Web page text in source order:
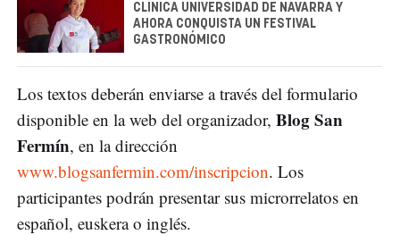
CLÍNICA UNIVERSIDAD DE NAVARRA Y
AHORA CONQUISTA UN FESTIVAL
GASTRONÓMICO
Los textos deberán enviarse a través del formulario
disponible en la web del organizador, Blog San
Fermín, en la dirección
www.blogsanfermin.com/inscripcion. Los
participantes podrán presentar sus microrrelatos en
español, euskera o inglés.